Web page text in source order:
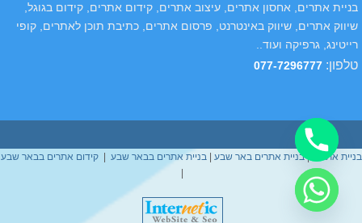
בניית אתרים, אחסון אתרים, עיצוב אתרים, קידום אתרים, קידום בגוגל,
שיווק אתרים, שיווק באינטרנט, פרסום אתרים, כתיבת תוכן לאתרים, קופי
רייטינג, גרפיקה ועוד..
טלפון:
077-7296777
בניית אתרים |בניית אתרים באר שבע |בניית אתרים בבאר שבע |קידום אתרים בבאר שבע